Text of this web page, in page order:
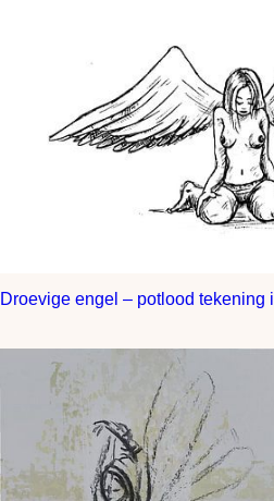
Droevige engel – potlood tekening